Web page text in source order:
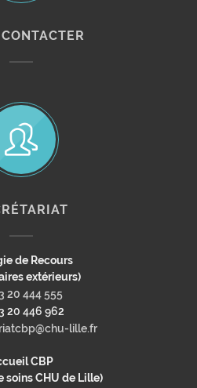
de Recours
extérieurs)
20 444 555
20 446 962
lille.fr
CBP
soins CHU de Lille)